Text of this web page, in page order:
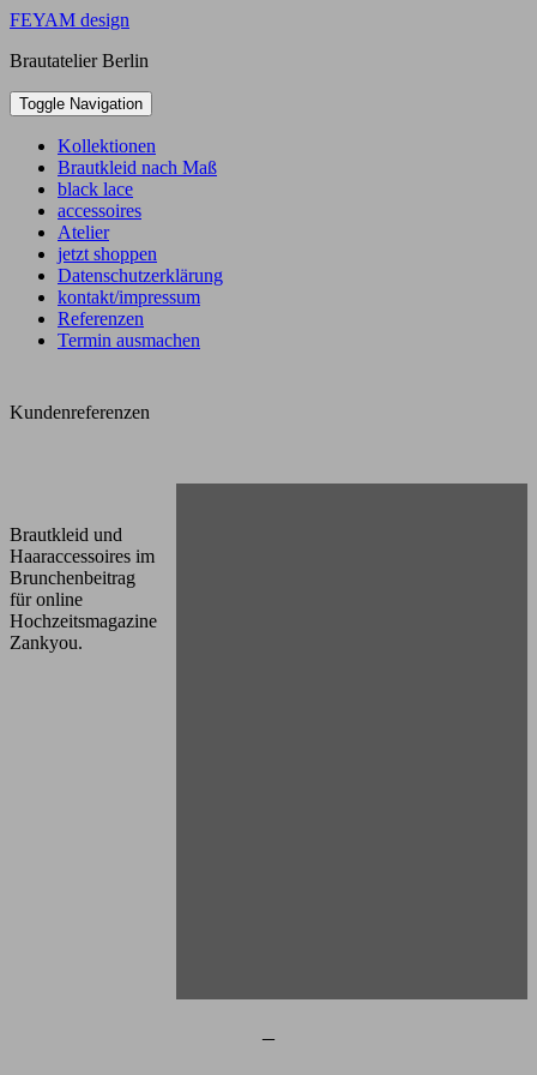
Skip
content
FEYAM design
Brautatelier Berlin
Toggle Navigation
Kollektionen
Brautkleid nach Maß
black lace
accessoires
Atelier
jetzt shoppen
Datenschutzerklärung
kontakt/impressum
Referenzen
Termin ausmachen
Kundenreferenzen
Brautkleid und
Haaraccessoires im
Brunchenbeitrag
für online
Hochzeitsmagazine
Zankyou.
–